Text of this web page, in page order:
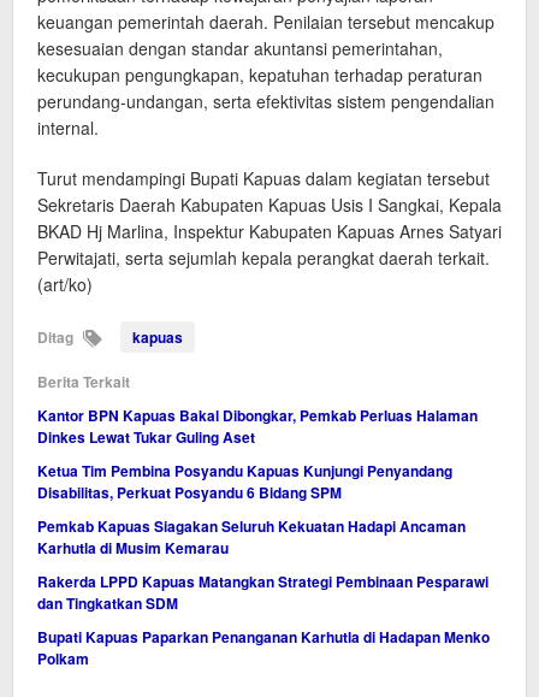
keuangan pemerintah daerah. Penilaian tersebut mencakup
kesesuaian dengan standar akuntansi pemerintahan,
kecukupan pengungkapan, kepatuhan terhadap peraturan
perundang-undangan, serta efektivitas sistem pengendalian
internal.
Turut mendampingi Bupati Kapuas dalam kegiatan tersebut
Sekretaris Daerah Kabupaten Kapuas Usis I Sangkai, Kepala
BKAD Hj Marlina, Inspektur Kabupaten Kapuas Arnes Satyari
Perwitajati, serta sejumlah kepala perangkat daerah terkait.
(art/ko)
Ditag kapuas
Berita Terkait
Kantor BPN Kapuas Bakal Dibongkar, Pemkab Perluas Halaman
Dinkes Lewat Tukar Guling Aset
Ketua Tim Pembina Posyandu Kapuas Kunjungi Penyandang
Disabilitas, Perkuat Posyandu 6 Bidang SPM
Pemkab Kapuas Siagakan Seluruh Kekuatan Hadapi Ancaman
Karhutla di Musim Kemarau
Rakerda LPPD Kapuas Matangkan Strategi Pembinaan Pesparawi
dan Tingkatkan SDM
Bupati Kapuas Paparkan Penanganan Karhutla di Hadapan Menko
Polkam